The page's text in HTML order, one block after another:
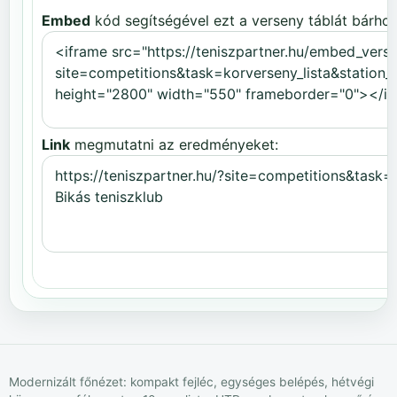
Embed kód segítségével ezt a verseny táblát
Link megmutatni az eredményeket:
Modernizált főnézet: kompakt fejléc, egységes belépés, hétvégi